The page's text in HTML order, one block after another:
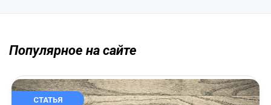
Популярное на сайте
СТАТЬЯ